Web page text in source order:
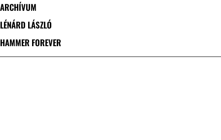
ARCHÍVUM
LÉNÁRD LÁSZLÓ
HAMMER FOREVER